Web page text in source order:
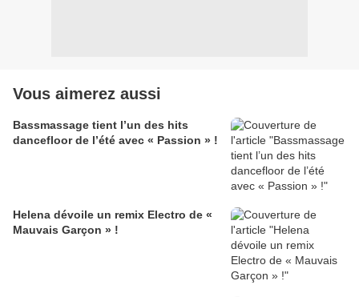
Vous aimerez aussi
Bassmassage tient l’un des hits
dancefloor de l’été avec « Passion » !
Helena dévoile un remix Electro de «
Mauvais Garçon » !